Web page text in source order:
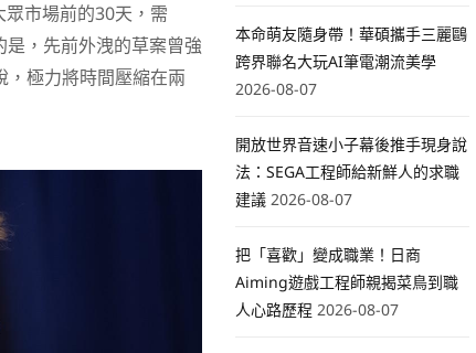
市場前的30天，需
是，先前外洩的草案曾強
極力將時間壓縮在兩
本命萌友隨身帶！華碩攜手三麗鷗
跨界聯名大玩AI筆電潮流美學
2026-08-07
開放世界音速小子幕後推手現身說
法：SEGA工程師給新鮮人的求職
建議 2026-08-07
把「喜歡」變成職業！日商
Aiming遊戲工程師親揭菜鳥到職
人心路歷程 2026-08-07